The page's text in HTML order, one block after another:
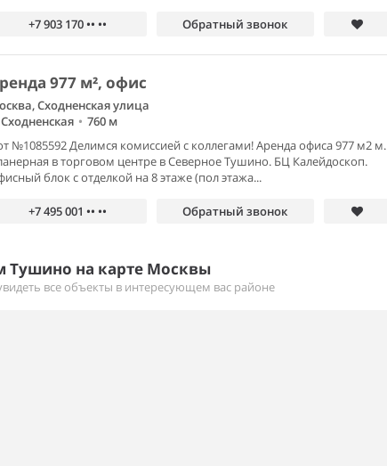
+7 903 170 •• •• Обратный звонок
977 м², офис
Сходненская улица
• 760 м
№1085592 Делимся комиссией с коллегами! Аренда офиса 977 м2 м.
в торговом центре в Северное Тушино. БЦ Калейдоскоп.
блок с отделкой на 8 этаже (пол этажа...
+7 495 001 •• •• Обратный звонок
на карте Москвы
все объекты в интересующем вас районе